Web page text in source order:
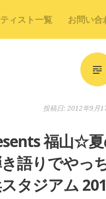
ィスト一覧 お問い合
投稿日: 2012年9月
福山☆
語りでやっ
タジアム